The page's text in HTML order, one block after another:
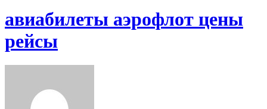
авиабилеты аэрофлот цены
рейсы